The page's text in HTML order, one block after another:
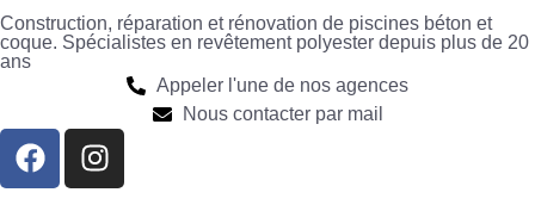
Construction, réparation et rénovation de piscines béton et
coque. Spécialistes en revêtement polyester depuis plus de 20
ans
Appeler l'une de nos agences
Nous contacter par mail